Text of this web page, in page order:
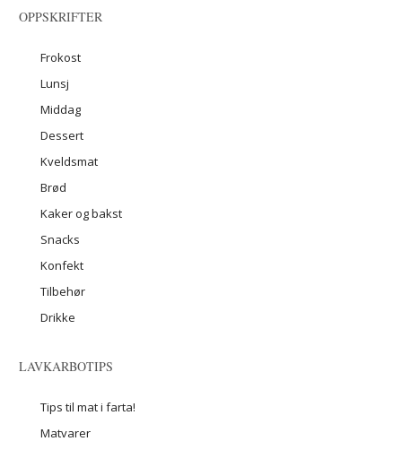
OPPSKRIFTER
Frokost
Lunsj
Middag
Dessert
Kveldsmat
Brød
Kaker og bakst
Snacks
Konfekt
Tilbehør
Drikke
LAVKARBOTIPS
Tips til mat i farta!
Matvarer